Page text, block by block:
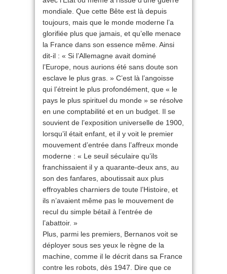
mondiale. Que cette Bête est là depuis
toujours, mais que le monde moderne l’a
glorifiée plus que jamais, et qu’elle menace
la France dans son essence même. Ainsi
dit-il : « Si l’Allemagne avait dominé
l’Europe, nous aurions été sans doute son
esclave le plus gras. » C’est là l’angoisse
qui l’étreint le plus profondément, que « le
pays le plus spirituel du monde » se résolve
en une comptabilité et en un budget. Il se
souvient de l’exposition universelle de 1900,
lorsqu’il était enfant, et il y voit le premier
mouvement d’entrée dans l’affreux monde
moderne : « Le seuil séculaire qu’ils
franchissaient il y a quarante-deux ans, au
son des fanfares, aboutissait aux plus
effroyables charniers de toute l’Histoire, et
ils n’avaient même pas le mouvement de
recul du simple bétail à l’entrée de
l’abattoir. »
Plus, parmi les premiers, Bernanos voit se
déployer sous ses yeux le règne de la
machine, comme il le décrit dans sa France
contre les robots, dès 1947. Dire que ce